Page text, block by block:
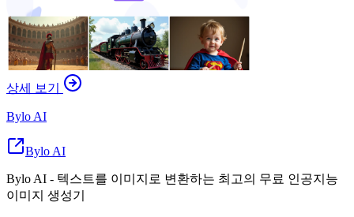
상세 보기
Bylo AI
Bylo AI
Bylo AI - 텍스트를 이미지로 변환하는 최고의 무료 인공지능
이미지 생성기